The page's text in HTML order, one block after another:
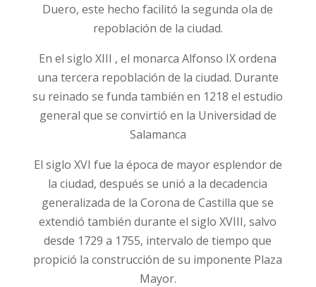
Duero, este hecho facilitó la segunda ola de
repoblación de la ciudad.
En el siglo XIII , el monarca Alfonso IX ordena
una tercera repoblación de la ciudad. Durante
su reinado se funda también en 1218 el estudio
general que se convirtió en la Universidad de
Salamanca
El siglo XVI fue la época de mayor esplendor de
la ciudad, después se unió a la decadencia
generalizada de la Corona de Castilla que se
extendió también durante el siglo XVIII, salvo
desde 1729 a 1755, intervalo de tiempo que
propició la construcción de su imponente Plaza
Mayor.